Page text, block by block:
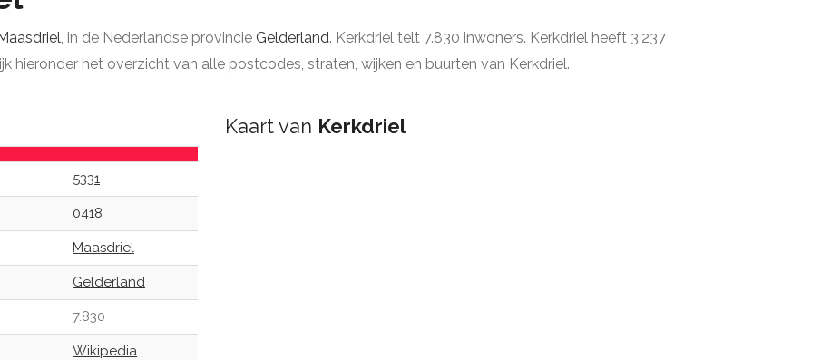
, in de Nederlandse provincie Gelderland. Kerkdriel telt 7.830 inwoners. Kerkdriel heeft 3.237
hieronder het overzicht van alle postcodes, straten, wijken en buurten van Kerkdriel.
5331
0418
Maasdriel
Gelderland
7.830
Wikipedia
Kaart van Kerkdriel